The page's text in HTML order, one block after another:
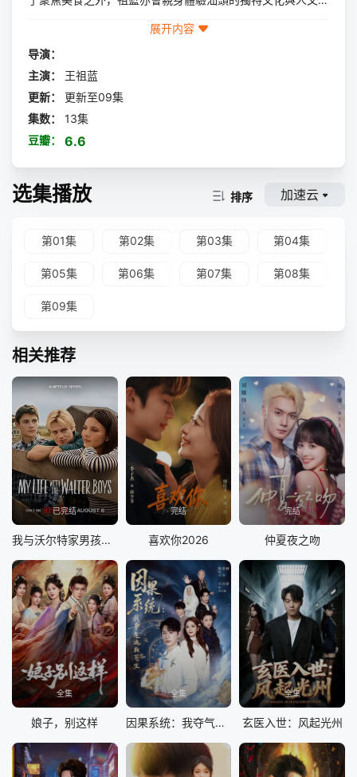
展开内容
导演：
主演：
王祖蓝
更新：
更新至09集
集数：
13集
豆瓣：
6.6
选集播放 排序 加速云
第01集 第02集 第03集 第04集
第05集 第06集 第07集 第08集
第09集
相关推荐
已完结
我与沃尔特家男孩的生活第三季
完结
喜欢你2026
完结
仲夏夜之吻
全集
娘子，别这样
全集
因果系统：我夺气运救苍生
全集
玄医入世：风起光州